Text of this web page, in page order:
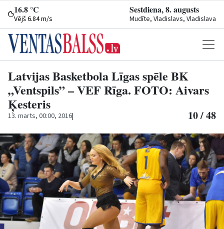
16.8 °C
Vējš 6.84 m/s
Sestdiena, 8. augusts
Mudīte, Vladislavs, Vladislava
Latvijas Basketbola Līgas spēle BK
„Ventspils” – VEF Rīga. FOTO: Aivars
Ķesteris
13. marts, 00:00, 2016| 10 / 48